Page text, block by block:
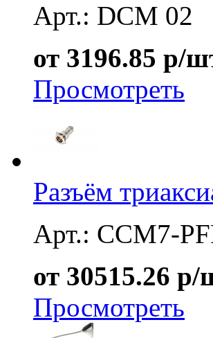
Арт.: DCM 02
от 3196.85 р/
Просмотреть
Разъём
Арт.: CCM7-
от 30515.26 р/
Просмотреть